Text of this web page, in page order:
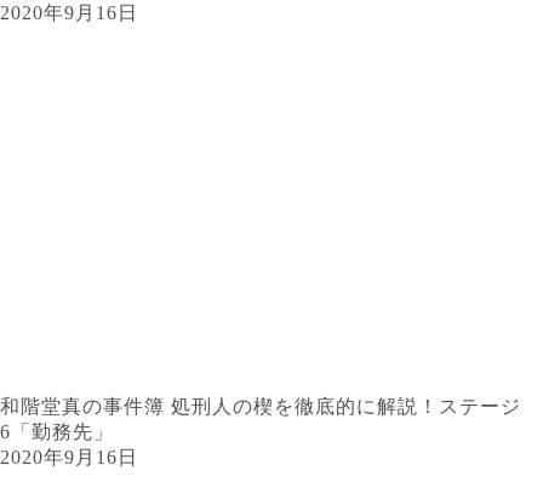
2020年9月16日
和階堂真の事件簿 処刑人の楔を徹底的に解説！ステージ
6「勤務先」
2020年9月16日